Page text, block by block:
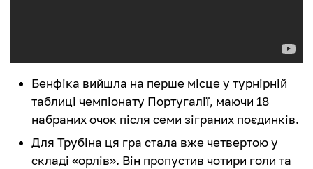
Бенфіка вийшла на перше місце у турнірній
таблиці чемпіонату Португалії, маючи 18
набраних очок після семи зіграних поєдинків.
Для Трубіна ця гра стала вже четвертою у
складі «орлів». Він пропустив чотири голи та